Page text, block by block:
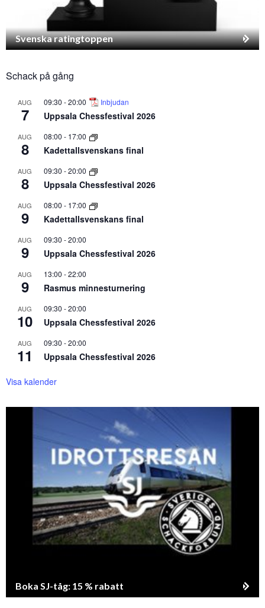
Svenska ratingtoppen
Schack på gång
AUG
7
09:30 -20:00 Inbjudan
Uppsala Chessfestival 2026
AUG
8
08:00 - 17:00
Kadettallsvenskans final
AUG
8
09:30 -20:00
Uppsala Chessfestival 2026
AUG
9
08:00 - 17:00
Kadettallsvenskans final
AUG
9
09:30 -20:00
Uppsala Chessfestival 2026
AUG
9
13:00 -22:00
Rasmus minnesturnering
AUG
10
09:30 -20:00
Uppsala Chessfestival 2026
AUG
11
09:30 -20:00
Uppsala Chessfestival 2026
Visa kalender
Boka SJ-tåg: 15 % rabatt